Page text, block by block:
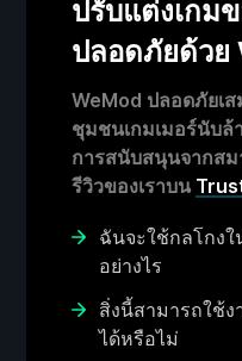
ปรับแต่งเกม
ปลอดภัยด้วย
WeMod ปลอดภัยเ
ชุมชนเกมเมอร์นับล้
การสนับสนุนจากส
รีวิวของเราบน
ฉันจะใช้กลโกงใ
อย่างไร
สิ่งนี้สามารถใช้
ได้หรือไม่